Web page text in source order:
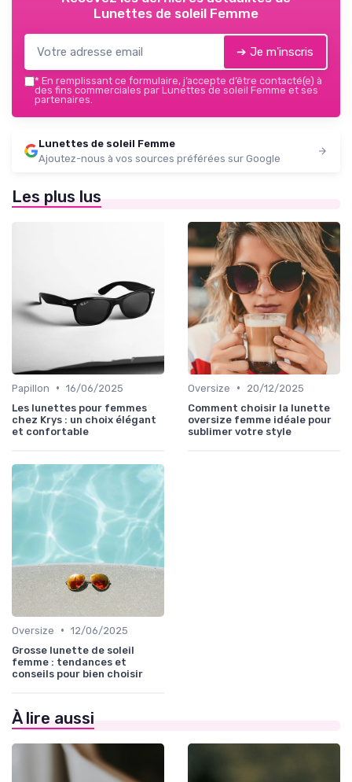
Lunettes de soleil Femme
➔ Je m'inscris
* En remplissant ce formulaire, j’accepte d’être contacté(e) à
des fins commerciales par Lunettes de soleil Femme et ses
partenaires.
Lunettes de soleil Femme
Ajoutez-nous à vos sources préférées sur Google
Les plus lus
Papillon • 16/06/2025
Les lunettes pour femmes
chez Krys : un choix élégant
et confortable
Oversize •
20/12/2025
Comment choisir la lunette
oversize femme idéale pour
sublimer votre style
Oversize • 12/06/2025
Grosse lunette de soleil
femme : tendances et
conseils pour bien choisir
À lire aussi